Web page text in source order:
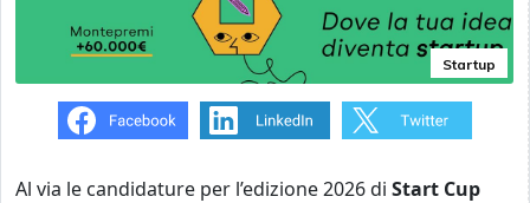
Startup
Al via le candidature per l’edizione 2026 di Start Cup